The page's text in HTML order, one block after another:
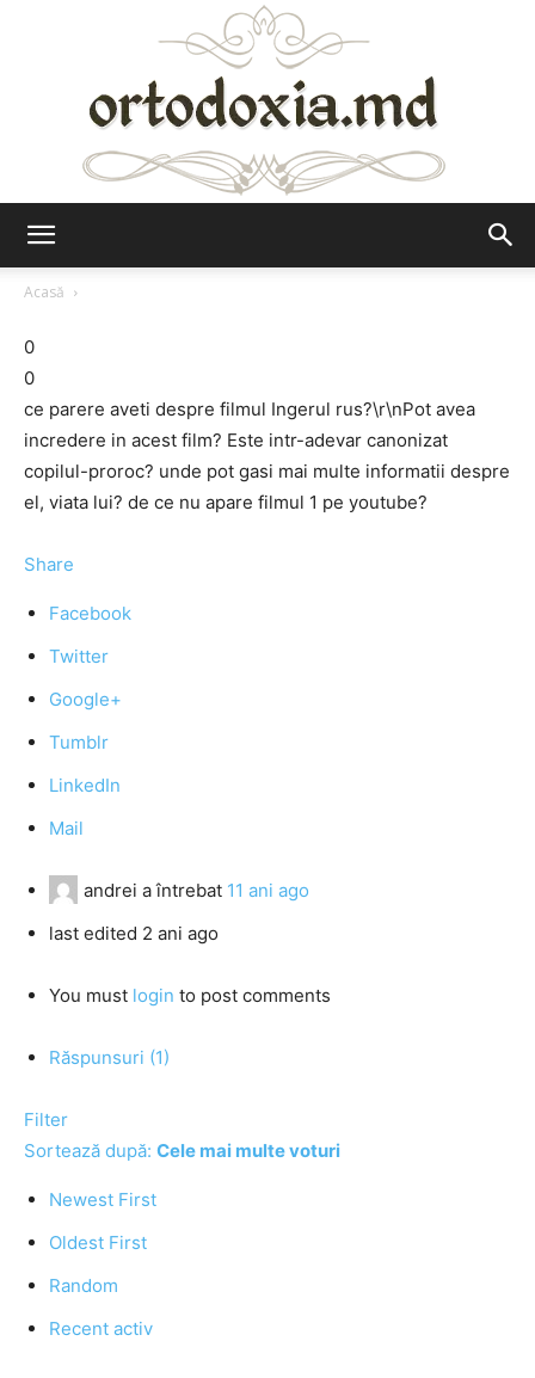
Acasă
0
0
ce parere aveti despre filmul Ingerul rus?\r\nPot avea
incredere in acest film? Este intr-adevar canonizat
copilul-proroc? unde pot gasi mai multe informatii despre
el, viata lui? de ce nu apare filmul 1 pe youtube?
Share
Facebook
Twitter
Google+
Tumblr
LinkedIn
Mail
andrei a întrebat 11 ani ago
last edited 2 ani ago
You must login to post comments
Răspunsuri (1)
Filter
Sortează după: Cele mai multe voturi
Newest First
Oldest First
Random
Recent activ